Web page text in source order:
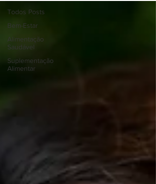
Todos Posts
Bem-Estar
Alimentação
Saudável
Suplementação
Alimentar